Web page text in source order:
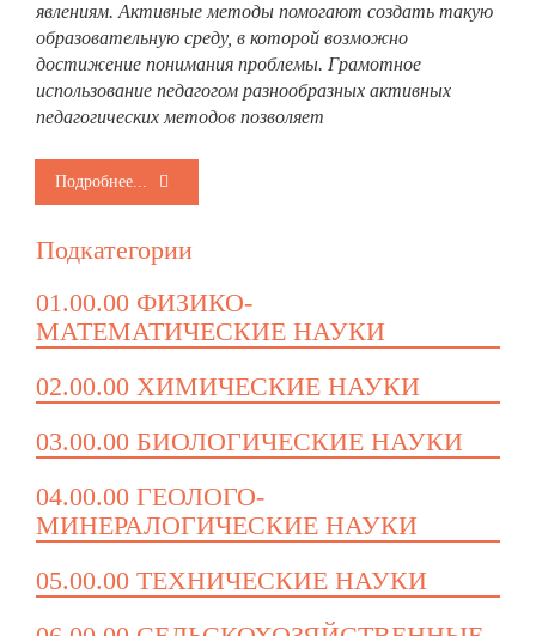
явлениям. Активные методы помогают создать такую
образовательную среду, в которой возможно
достижение понимания проблемы. Грамотное
использование педагогом разнообразных активных
педагогических методов позволяет
Подробнее...
Подкатегории
01.00.00 ФИЗИКО-
МАТЕМАТИЧЕСКИЕ НАУКИ
02.00.00 ХИМИЧЕСКИЕ НАУКИ
03.00.00 БИОЛОГИЧЕСКИЕ НАУКИ
04.00.00 ГЕОЛОГО-
МИНЕРАЛОГИЧЕСКИЕ НАУКИ
05.00.00 ТЕХНИЧЕСКИЕ НАУКИ